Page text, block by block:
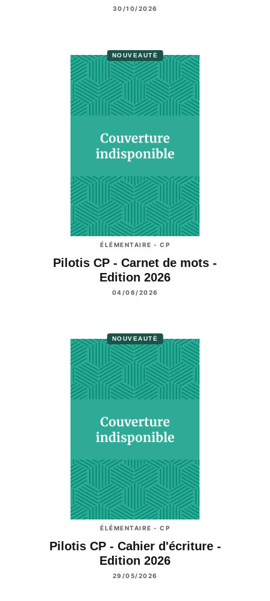
30/10/2026
NOUVEAUTÉ
ÉLÉMENTAIRE - CP
Pilotis CP - Carnet de mots -
Edition 2026
04/06/2026
NOUVEAUTÉ
ÉLÉMENTAIRE - CP
Pilotis CP - Cahier d'écriture -
Edition 2026
29/05/2026